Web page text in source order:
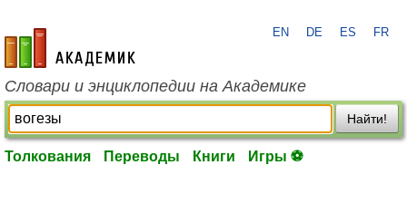
academic.ru
EN DE ES FR
Словари и энциклопедии на Академике
Найти!
Толкования Переводы Книги Игры ⚽